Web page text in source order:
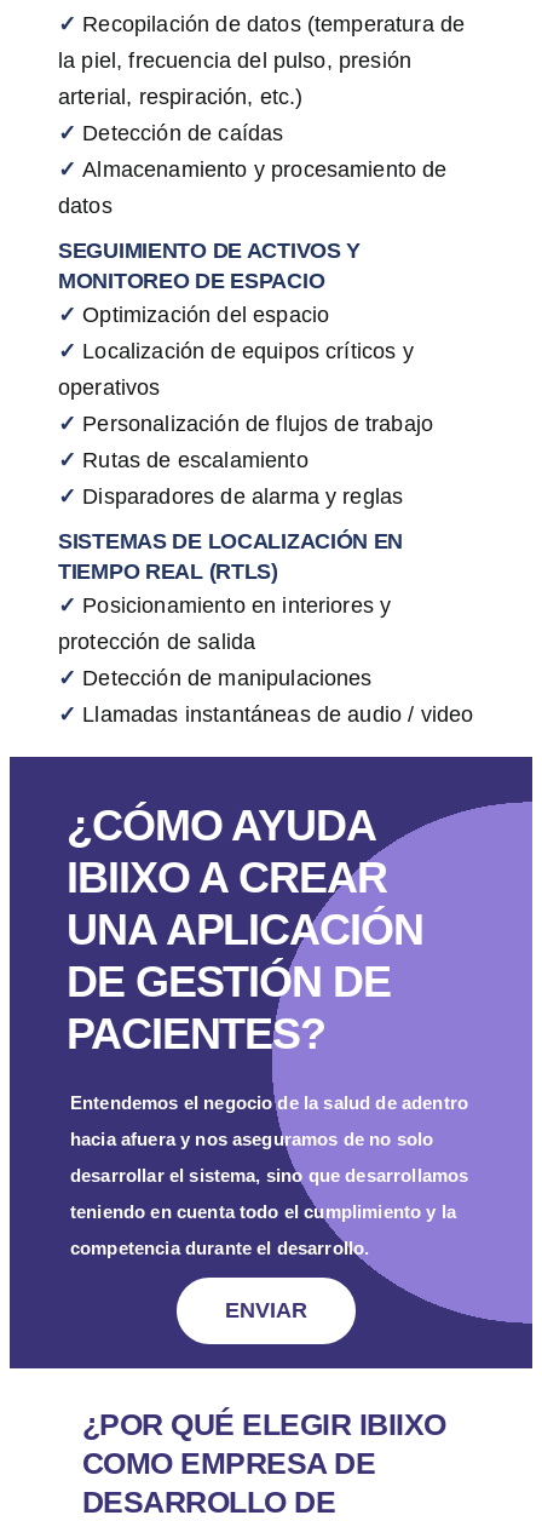
✓ Recopilación de datos (temperatura de
la piel, frecuencia del pulso, presión
arterial, respiración, etc.)
✓ Detección de caídas
✓ Almacenamiento y procesamiento de
datos
SEGUIMIENTO DE ACTIVOS Y
MONITOREO DE ESPACIO
✓ Optimización del espacio
✓ Localización de equipos críticos y
operativos
✓ Personalización de flujos de trabajo
✓ Rutas de escalamiento
✓ Disparadores de alarma y reglas
SISTEMAS DE LOCALIZACIÓN EN
TIEMPO REAL (RTLS)
✓ Posicionamiento en interiores y
protección de salida
✓ Detección de manipulaciones
✓ Llamadas instantáneas de audio / video
¿CÓMO AYUDA
IBIIXO A CREAR
UNA APLICACIÓN
DE GESTIÓN DE
PACIENTES?
Entendemos el negocio de la salud de adentro
hacia afuera y nos aseguramos de no solo
desarrollar el sistema, sino que desarrollamos
teniendo en cuenta todo el cumplimiento y la
competencia durante el desarrollo.
ENVIAR
¿POR QUÉ ELEGIR IBIIXO
COMO EMPRESA DE
DESARROLLO DE